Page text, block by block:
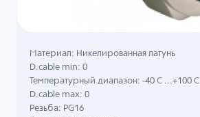
Материал: Никелированная латунь
D.cable min: 0
Температурный диапазон: -40 C ...+100 C
D.cable max: 0
Резьба: PG16